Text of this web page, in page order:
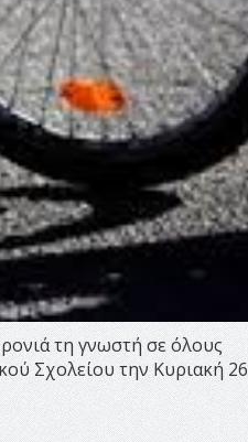
τη γνωστή σε όλους
Σχολείου την Κυριακή 26